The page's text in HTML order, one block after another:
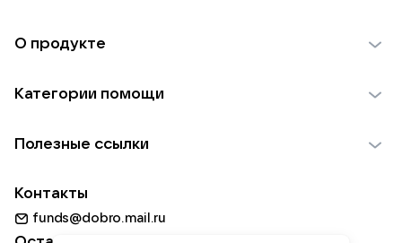
О продукте
Использование материалов
Для НКО
Партнерам
Категории помощи
Пожилым
Животным
Полезные ссылки
Добрый день
Контакты
funds@dobro.mail.ru